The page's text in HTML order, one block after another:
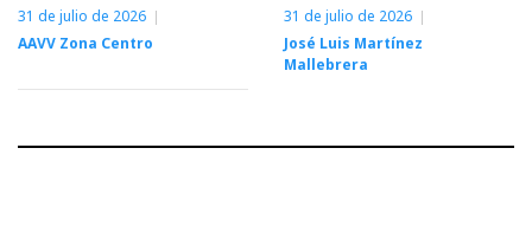
31 de julio de 2026
AAVV Zona Centro
31 de julio de 2026
José Luis Martínez
Mallebrera